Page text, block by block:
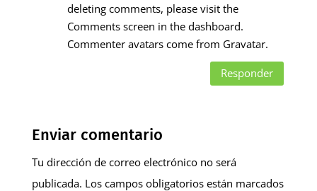
deleting comments, please visit the
Comments screen in the dashboard.
Commenter avatars come from Gravatar.
Responder
Enviar comentario
Tu dirección de correo electrónico no será
publicada. Los campos obligatorios están marcados